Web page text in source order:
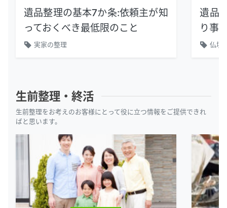
遺品整理の基本7か条：依頼主が知
っておくべき最低限のこと
実家の整理
遺品
り事
仏壇,
生前整理・終活
生前整理をお考えのお客様にとって役に立つ情報をご提供できれ
ばと思います。